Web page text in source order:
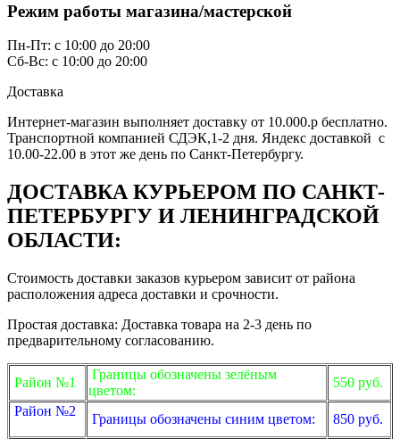
Режим работы магазина/мастерской
Пн-Пт: с 10:00 до 20:00
Сб-Вс: с 10:00 до 20:00
Доставка
Интернет-магазин выполняет доставку от 10.000.р бесплатно.
Транспортной компанией СДЭК,1-2 дня. Яндекс доставкой с
10.00-22.00 в этот же день по Санкт-Петербургу.
ДОСТАВКА КУРЬЕРОМ ПО САНКТ-
ПЕТЕРБУРГУ И ЛЕНИНГРАДСКОЙ
ОБЛАСТИ:
Стоимость доставки заказов курьером зависит от района
расположения адреса доставки и срочности.
Простая доставка: Доставка товара на 2-3 день по
предварительному согласованию.
Район №1
Границы обозначены зелёным
цветом:
550 руб.
Район №2
Границы обозначены синим цветом: 850 руб.